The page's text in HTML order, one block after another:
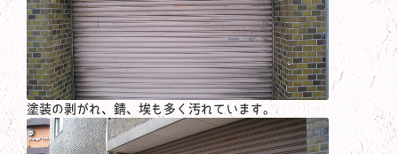
塗装の剥がれ、錆、埃も多く汚れています。